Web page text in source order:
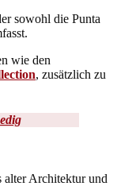
sowohl die Punta
wie den
, zusätzlich zu
alter Architektur und